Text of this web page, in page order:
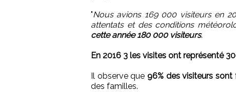
"Nous avions 169 000 visiteurs en
attentats et des conditions
cette année 180 000 visiteurs.
En 2016 3 les visites ont représenté
Il observe que 96% des visiteurs sont
des familles.